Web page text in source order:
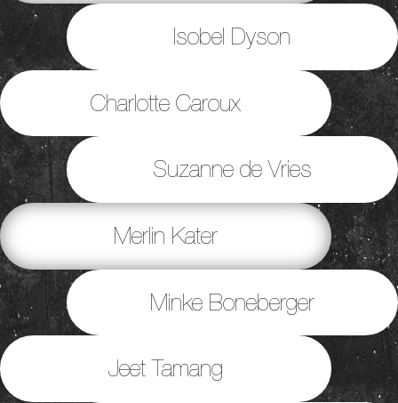
Isobel Dyson
Charlotte Caroux
Suzanne de Vries
Merlin Kater
Minke Boneberger
Jeet Tamang